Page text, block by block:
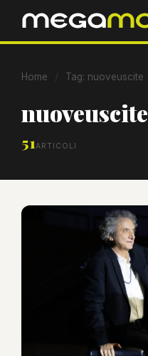
Home Tag: nuoveuscite
nuoveuscite
51ARTICOLI